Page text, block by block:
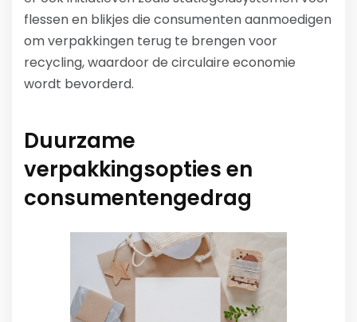
flessen en blikjes die consumenten aanmoedigen
om verpakkingen terug te brengen voor
recycling, waardoor de circulaire economie
wordt bevorderd.
Duurzame
verpakkingsopties en
consumentengedrag